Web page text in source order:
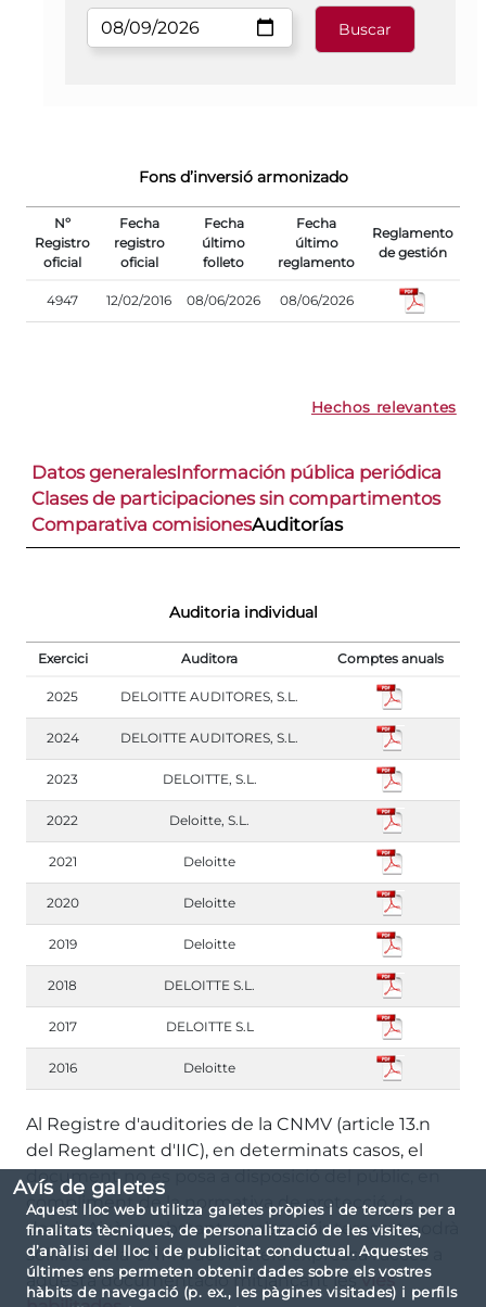
Avís de galetes
Aquest lloc web utilitza galetes pròpies i de tercers per a
finalitats tècniques, de personalització de les visites,
d’anàlisi del lloc i de publicitat conductual. Aquestes
últimes ens permeten obtenir dades sobre els vostres
hàbits de navegació (p. ex., les pàgines visitades) i perfils
Fons d’inversió armonizado
Nº
Registro
oficial
Fecha
registro
oficial
Fecha
último
folleto
Fecha
último
reglamento
Reglamento
de gestión
4947 12/02/2016 08/06/2026 08/06/2026
Hechos relevantes
Datos generalesInformación pública periódica
Clases de participaciones sin compartimentos
Comparativa comisionesAuditorías
Auditoria individual
Exercici Auditora Comptes anuals
2025 DELOITTE AUDITORES, S.L.
2024 DELOITTE AUDITORES, S.L.
2023 DELOITTE, S.L.
2022 Deloitte, S.L.
2021 Deloitte
2020 Deloitte
2019 Deloitte
2018 DELOITTE S.L.
2017 DELOITTE S.L
2016 Deloitte
Al Registre d'auditories de la CNMV (article 13.n
del Reglament d'IIC), en determinats casos, el
document no es posa a disposició del públic, en
compliment de la normativa de protecció de
dades. Això no obstant, qualsevol interessat podrà
sol·licitar a la CNMV de manera expressa l'accés a
aquesta documentació mitjançant lesvies